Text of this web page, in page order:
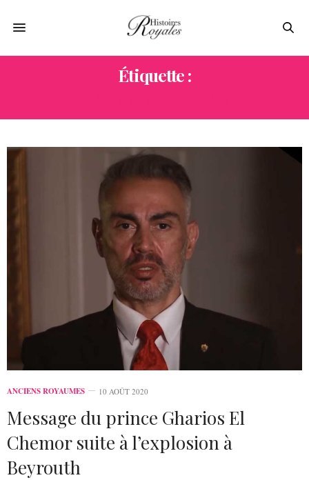
Étiquette :
ANCIENS ROYAUMES 10 AOÛT 2020
Message du prince Gharios El
Chemor suite à l’explosion à
Beyrouth